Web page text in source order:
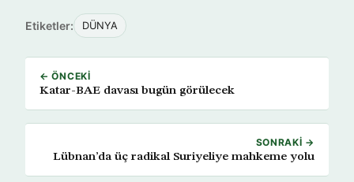
Etiketler: DÜNYA
← ÖNCEKI
Katar-BAE davası bugün görülecek
SONRAKI →
Lübnan’da üç radikal Suriyeliye mahkeme yolu